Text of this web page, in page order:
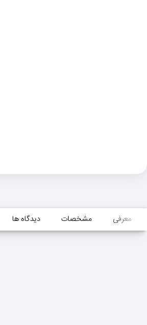
معرفی مشخصات دیدگاه ها